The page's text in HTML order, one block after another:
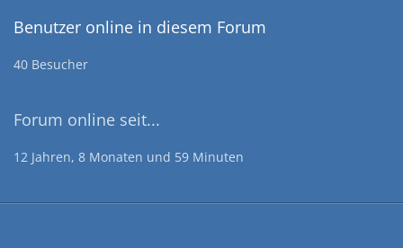
Benutzer online in diesem Forum
40 Besucher
Forum online seit...
12 Jahren, 8 Monaten und 59 Minuten